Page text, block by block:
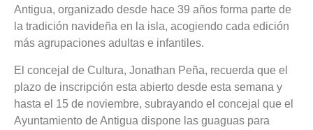
Antigua, organizado desde hace 39 años forma parte de
la tradición navideña en la isla, acogiendo cada edición
más agrupaciones adultas e infantiles.
El concejal de Cultura, Jonathan Peña, recuerda que el
plazo de inscripción esta abierto desde esta semana y
hasta el 15 de noviembre, subrayando el concejal que el
Ayuntamiento de Antigua dispone las guaguas para